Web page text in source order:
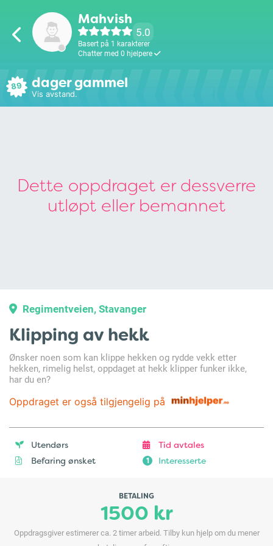
Mahvish
5.0
Basert på 1 karakterer
Chatter med 0 hjelpere
89 dager gammel
Vis avstand.
Dette oppdraget er dessverre
utløpt eller bemannet
Regimentveien, Stavanger
Klipping av hekk
Ønsker noen som kan klippe hekken og rydde vekk etter
hekken, rimelig helst, oppdaget at hekk klipper funker ikke,
har du en?
Oppdraget er også tilgjengelig på
Utendørs
Tid avtales
Befaring ønsket
1 Interesserte
BETALING
1500 kr
Oppdragsgiver estimerer ca. 2 timer arbeid. Tilby kun hjelp om du mener